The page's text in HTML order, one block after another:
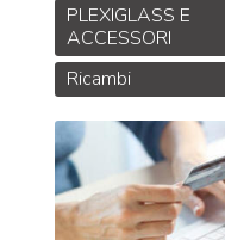
PLEXIGLASS E
ACCESSORI
Ricambi